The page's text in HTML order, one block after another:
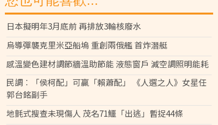
日本擬明年3月底前 再排放3輪核廢水
烏導彈襲克里米亞船塢 重創兩俄艦 首炸潛艇
感溫變色建材調節牆溫助節能 液態窗戶 減空調照明能耗
民調︰「侯柯配」可贏「賴蕭配」 《人選之人》女星任
郭台銘副手
地氈式搜查未現傷人 茂名71鱷「出逃」暫捉44條